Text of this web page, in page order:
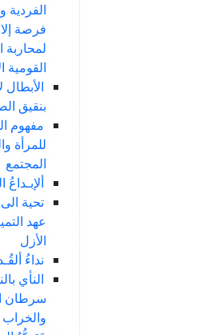
الفردية
فرصة إلا
لمحاربة
القومية
الأبطال
بنقيق
مفهوم
للمرأة
المجتمع
ألإبـداعُ
تحية
عهد
الأزل
نداءُ
النأي
سرطان
والخراب